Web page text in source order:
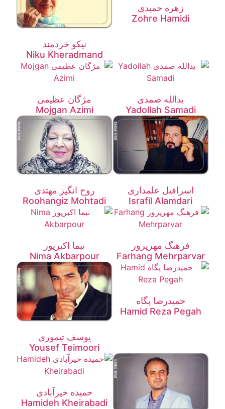
زهره حمیدی
Zohre Hamidi
نیکو خردمند
Niku Kheradmand
یدالله صمدی
Yadollah Samadi
مژگان عظیمی
Mojgan Azimi
اسرافیل علمداری
Israfil Alamdari
روح انگیز مهتدی
Roohangiz Mohtadi
فرهنگ مهرپرور
Farhang Mehrparvar
نیما اکبرپور
Nima Akbarpour
حمیدرضا پگاه
Hamid Reza Pegah
یوسف تیموری
Yousef Teimoori
حمیده خیرآبادی
Hamideh Kheirabadi